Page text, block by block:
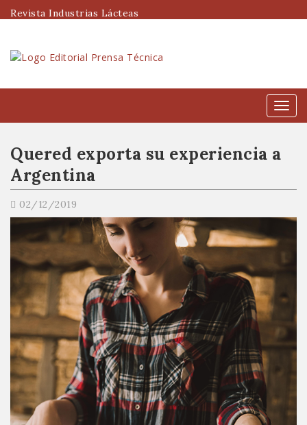
Revista Industrias Lácteas
Menú
Quered exporta su experiencia a
Argentina
02/12/2019